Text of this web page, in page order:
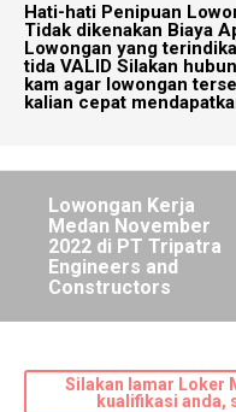
Hati-hati Penipuan
Tidak dikenakan Biaya
Lowongan yang
tida VALID Silakan
kam agar lowongan
kalian cepat
Lowongan Kerja
Medan November
2022 di PT Tripatra
Engineers and
Constructors
Silakan lamar Loker
kualifikasi anda,